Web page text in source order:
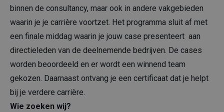
binnen de consultancy, maar ook in andere vakgebieden
waarin je je carrière voortzet. Het programma sluit af met
een finale middag waarin je jouw case presenteert aan
directieleden van de deelnemende bedrijven. De cases
worden beoordeeld en er wordt een winnend team
gekozen. Daarnaast ontvang je een certificaat dat je helpt
bij je verdere carrière.
Wie zoeken wij?